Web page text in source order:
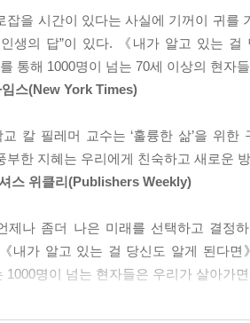
로 가게. 그리고 창밖을 내다봐. 어쩌면
명심하게. 첫째, 아이가 성공하길 바
고 흔들릴 때도 있었지만 할 수만 있다
는 양육관이 같아. 아이들이 직접 결정
하지. 실수를 전혀 하지 않는다면 어떤
최상의 결과를 가져오는 것은 아니지만
는 건 괜찮아. 헌데 산소탱크가 달린 휠
을 훨씬 더 느긋하게 즐길 수 있는 기회
이라도 해야지. 담배나 몸에 해로운 것
고 있는 ‘행복’의 프레임을 깨는 책!”
는 것이 과연 잘사는 것인가
삶에서 우선 시 되어야 하는가
들을수록 행복으로 가는 길은 요원하기
보인다.
고 있는 걸 당신도 알게 된다면》에
삶에 대해 일정한 상(像)을 규정해놓
로운 해법을 제시한다. 단순한 범주화
용되는 것들과는 완전히 궤를 달리 하기
잡을 시간이 있다는 사실에 기꺼이 귀를
인생의 답”이 있다. 《내가 알고 있는
를 통해 1000명이 넘는 70세 이상의 현자
스(New York Times)
교 칼 필레머 교수는 ‘훌륭한 삶’을 위
부한 지혜는 우리에게 친숙하고 새로운
스 위클리(Publishers Weekly)
제나 좀더 나은 미래를 선택하고 결정
내가 알고 있는 걸 당신도 알게 된다면
1000명이 넘는 현자들은 우리가 살아가